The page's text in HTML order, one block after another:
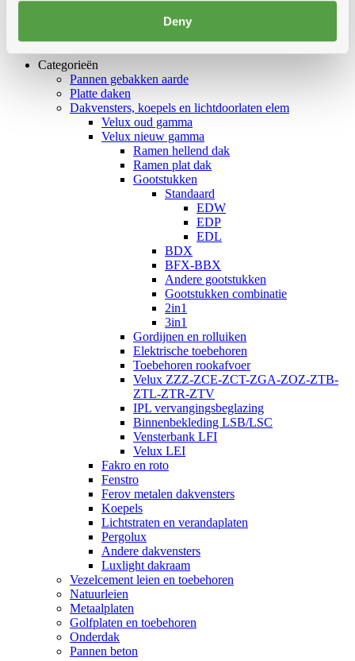
Deny
Categorieën
Pannen gebakken aarde
Platte daken
Dakvensters, koepels en lichtdoorlaten elem
Velux oud gamma
Velux nieuw gamma
Ramen hellend dak
Ramen plat dak
Gootstukken
Standaard
EDW
EDP
EDL
BDX
BFX-BBX
Andere gootstukken
Gootstukken combinatie
2in1
3in1
Gordijnen en rolluiken
Elektrische toebehoren
Toebehoren rookafvoer
Velux ZZZ-ZCE-ZCT-ZGA-ZOZ-ZTB-
ZTL-ZTR-ZTV
IPL vervangingsbeglazing
Binnenbekleding LSB/LSC
Vensterbank LFI
Velux LEI
Fakro en roto
Fenstro
Ferov metalen dakvensters
Koepels
Lichtstraten en verandaplaten
Pergolux
Andere dakvensters
Luxlight dakraam
Vezelcement leien en toebehoren
Natuurleien
Metaalplaten
Golfplaten en toebehoren
Onderdak
Pannen beton